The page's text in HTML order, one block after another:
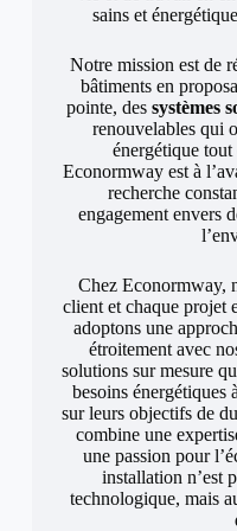
sains et
Notre mission est de
bâtiments en
pointe, des systèmes
renouvelables qui
énergétique
Econormway est à
recherche
engagement envers
Chez Econormway,
client et chaque projet
adoptons une
étroitement avec
solutions sur mesure
besoins énergétiques
sur leurs objectifs de
combine une
une passion pour
installation n’est
technologique, mais